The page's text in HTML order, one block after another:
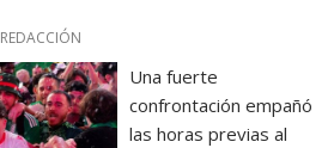
REDACCIÓN
Una fuerte
confrontación empañó
las horas previas al